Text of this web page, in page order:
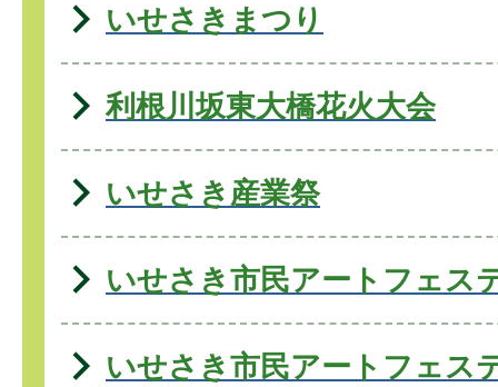
いせさきまつり
利根川坂東大橋花火大会
いせさき産業祭
いせさき市民アートフェス
いせさき市民アートフェス